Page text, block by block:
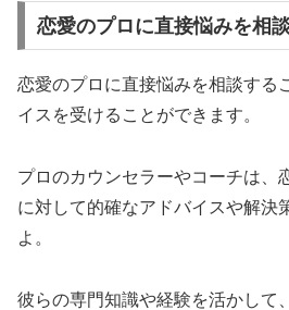
恋愛のプロに直接悩みを相
恋愛のプロに直接悩みを相談する
イスを受けることができます。
プロのカウンセラーやコーチは、
に対して的確なアドバイスや解決
よ。
彼らの専門知識や経験を活かして、